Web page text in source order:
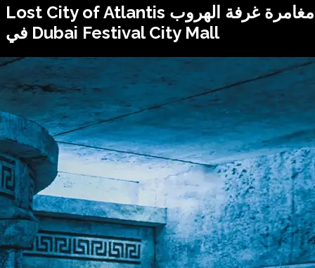
Lost City of Atlantis مغامرة غرفة الهروب
في Dubai Festival City Mall